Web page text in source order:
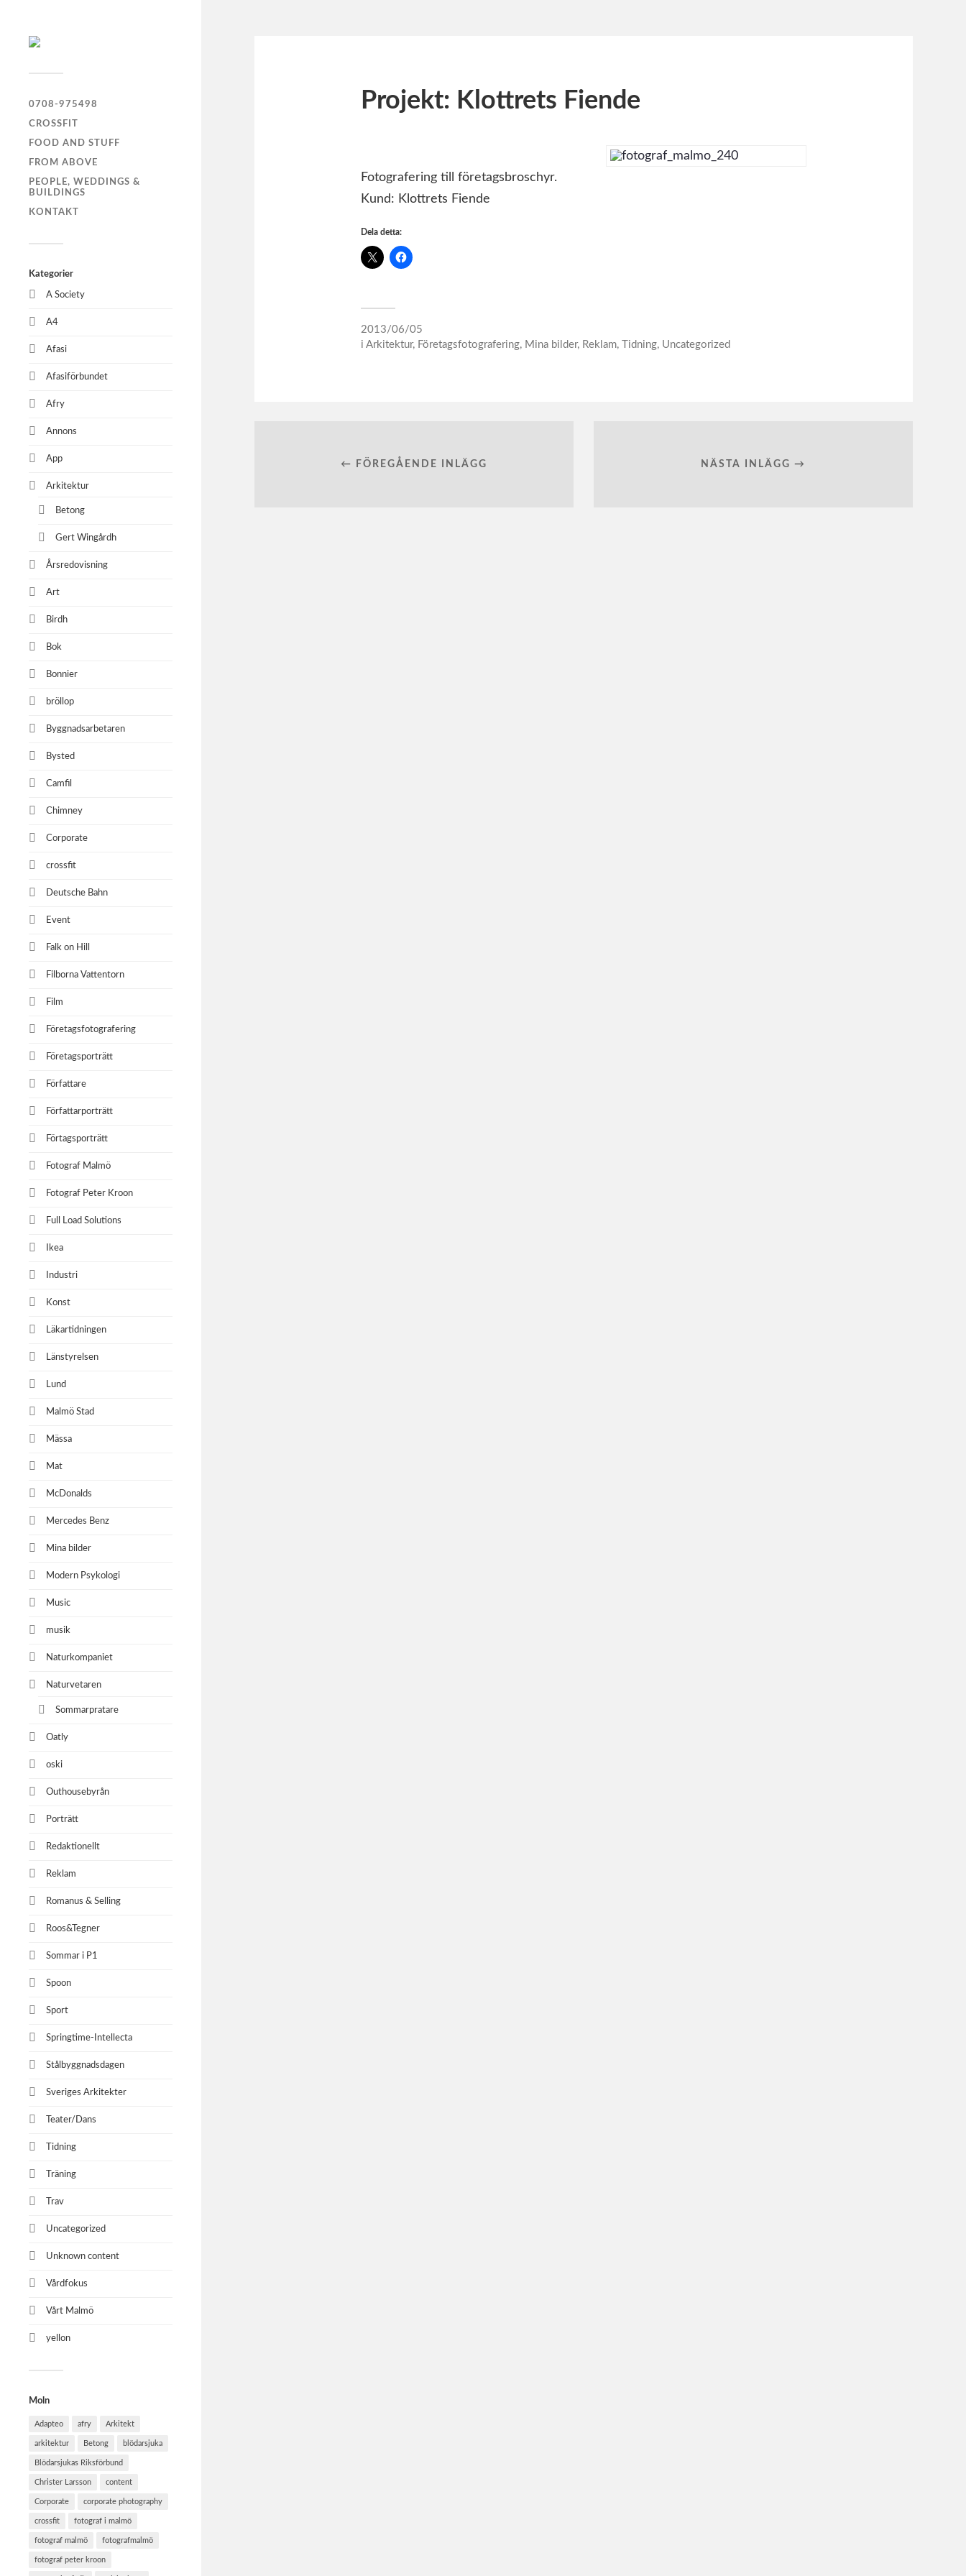
0708-975498
CROSSFIT
FOOD AND STUFF
FROM ABOVE
PEOPLE, WEDDINGS &
BUILDINGS
KONTAKT
Kategorier
A Society
A4
Afasi
Afasiförbundet
Afry
Annons
App
Arkitektur
Betong
Gert Wingårdh
Årsredovisning
Art
Birdh
Bok
Bonnier
bröllop
Byggnadsarbetaren
Bysted
Camfil
Chimney
Corporate
crossfit
Deutsche Bahn
Event
Falk on Hill
Filborna Vattentorn
Film
Företagsfotografering
Företagsporträtt
Författare
Författarporträtt
Förtagsporträtt
Fotograf Malmö
Fotograf Peter Kroon
Full Load Solutions
Ikea
Industri
Konst
Läkartidningen
Länstyrelsen
Lund
Malmö Stad
Mässa
Mat
McDonalds
Mercedes Benz
Mina bilder
Modern Psykologi
Music
musik
Naturkompaniet
Naturvetaren
Sommarpratare
Oatly
oski
Outhousebyrån
Porträtt
Redaktionellt
Reklam
Romanus & Selling
Roos&Tegner
Sommar i P1
Spoon
Sport
Springtime-Intellecta
Stålbyggnadsdagen
Sveriges Arkitekter
Teater/Dans
Tidning
Träning
Trav
Uncategorized
Unknown content
Vårdfokus
Vårt Malmö
yellon
Moln
Adapteo afry Arkitekt
arkitektur Betong blödarsjuka
Blödarsjukas Riksförbund
Christer Larsson content
Corporate corporate photography
crossfit fotograf i malmö
fotograf malmö fotografmalmö
fotograf peter kroon
Projekt: Klottrets Fiende
Fotografering till företagsbroschyr.
Kund: Klottrets Fiende
Dela detta:
2013/06/05
i Arkitektur, Företagsfotografering, Mina bilder, Reklam, Tidning, Uncategorized
← FÖREGÅENDE INLÄGG NÄSTA INLÄGG →